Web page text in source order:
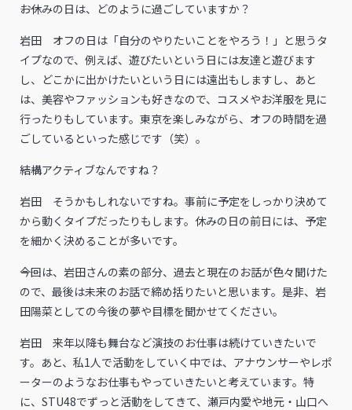
――お休みの日は、どのように過ごしていますか？
岩田 オフの日は「自分のやりたいことをやろう！」と思うタ
イプなので、例えば、遊びたいという日には友達と遊びます
し、どこかに出かけたいという日には遠出もしますし、あと
は、美容やファッションも好きなので、コスメやお洋服を見に
行ったりもしています。東京を楽しみながら、オフの時間を過
ごしているといった感じです（笑）。
――結構アクティブなんですね？
岩田 そうかもしれないですね。事前に予定をしっかり決めて
から動くタイプだったりもします。休みの日の前日には、予定
を細かく決めることが多いです。
――今回は、岩田さんの素の部分、過去と現在のお話が色々聞けた
ので、最後は未来のお話で締め括りたいと思います。是非、岩
田陽菜としての今後の夢や目標を聞かせてください。
岩田 来年以降も舞台など演技のお仕事は続けていきたいで
す。あと、私1人で活動をしていく中では、アナウンサーやレポ
ーターのようなお仕事もやっていきたいと考えています。特
に、STU48でずっと活動をしてきて、瀬戸内愛や地元・山口へ